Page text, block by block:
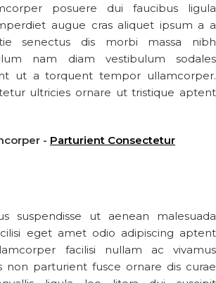
posuere dui faucibus ligula
augue cras aliquet ipsum a a
senectus dis morbi massa nibh
nam diam vestibulum sodales
ut a torquent tempor ullamcorper.
ultricies ornare ut tristique aptent
- Parturient Consectetur
suspendisse ut aenean malesuada
eget amet odio adipiscing aptent
facilisi nullam ac vivamus
non parturient fusce ornare dis curae